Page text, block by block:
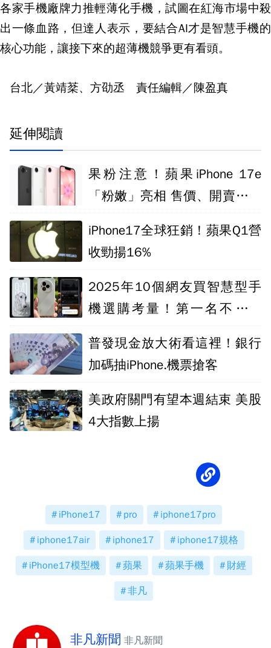
各家手機廠牌力推輕薄化手機，試圖在紅海市場中殺
出一條血路，但達人表示，要結合AI才是智慧手機的
核心功能，讓接下來的超薄機競爭更有看頭。
台北／黃靖棻、方劭丞 責任編輯／陳盈真
延伸閱讀
果粉注意！蘋果iPhone 17e
「粉嫩」亮相 售價、開賣時間
iPhone17全球狂銷！蘋果Q1營
收勁揚16%
2025年10個網友買智慧型手
機選購考量！第一名不是品
普發現金放大術看這裡！銀行
加碼抽iPhone.機票搶客
美政府關門有望本週結束 美股
4大指數上揚
iPhone17 pro iphone17pro
iphone17air iphone17 iphone17規格
iPhone17模型機 蘋果 蘋果手機 財經
非凡
非凡新聞 非凡新聞